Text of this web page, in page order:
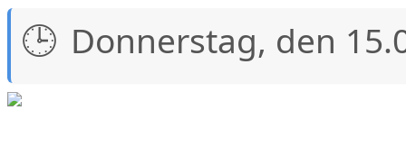
Donnerstag, den